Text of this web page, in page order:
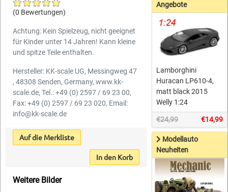
(0 Bewertungen)
Achtung: Kein Spielzeug, nicht geeignet
für Kinder unter 14 Jahren! Kann kleine
und spitze Teile enthalten.
Hersteller: KK-scale UG, Messingweg 47
, 48308 Senden, Germany, www.kk-
scale.de, Tel.: +49 (0) 2597 / 69 23 00,
Fax: +49 (0) 2597 / 69 23 020, Email:
info@kk-scale.de
Auf die Merkliste
In den Korb
Weitere Bilder
Angebote
Lamborghini
Huracan LP610-4,
matt black 2015
Welly 1:24
€24,99 €14,99
Modellauto
Neuheiten